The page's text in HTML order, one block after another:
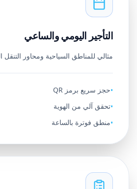
التأجير اليومي والساعي
مثالي للمناطق السياحية ومحاور
•حجز سريع برمز QR
•تحقق آلي من الهوية
•منطق فوترة بالساعة